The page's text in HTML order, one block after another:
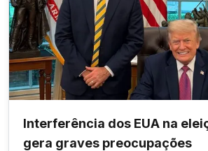
Interferência dos EUA na
gera graves preocupações